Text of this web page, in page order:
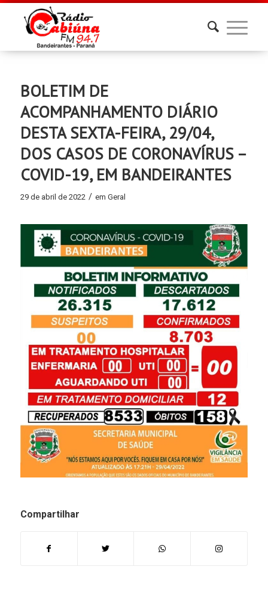
BOLETIM DE
ACOMPANHAMENTO DIÁRIO
DESTA SEXTA-FEIRA, 29/04,
DOS CASOS DE CORONAVÍRUS –
COVID-19, EM BANDEIRANTES
29 de abril de 2022 / em Geral
Compartilhar